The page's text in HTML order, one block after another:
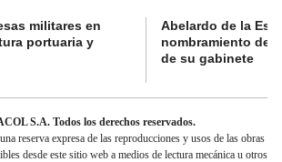
militares en
portuaria y
Abelardo de la
nombramiento de
de su gabinete
S.A. Todos los derechos reservados.
reserva expresa de las reproducciones y usos de las obras
desde este sitio web a medios de lectura mecánica u otros